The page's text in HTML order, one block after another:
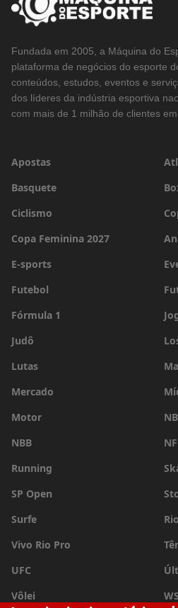
Fundada em 2005, a Máquina do
plataforma de negócios do esporte
conteúdos, estudos, eventos e
dos líderes da indústria esportiva
com mais de 1 milhão de clientes
Apostas
Basquete
Ciclismo
Copa Feminina 2027
E-sports
Futebol
Fórmula 1
Judô
Lutas
Mercado
Motor
NBB
Running
SP Open
Surfe
Vivo Rio Pro
UFC
Vôlei